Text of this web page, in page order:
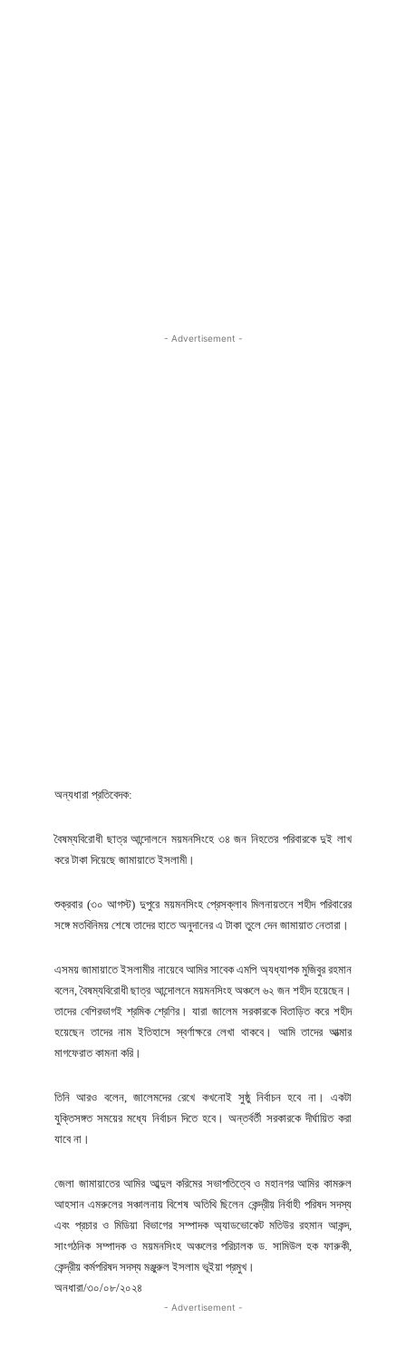
- Advertisement -
অন্যধারা প্রতিবেদক:
বৈষম্যবিরোধী ছাত্র আন্দোলনে ময়মনসিংহে ৩৪ জন নিহতের পরিবারকে দুই লাখ
করে টাকা দিয়েছে জামায়াতে ইসলামী।
শুক্রবার (৩০ আগস্ট) দুপুরে ময়মনসিংহ প্রেসক্লাব মিলনায়তনে শহীদ পরিবারের
সঙ্গে মতবিনিময় শেষে তাদের হাতে অনুদানের এ টাকা তুলে দেন জামায়াত নেতারা।
এসময় জামায়াতে ইসলামীর নায়েবে আমির সাবেক এমপি অ্যধ্যাপক মুজিবুর রহমান
বলেন, বৈষম্যবিরোধী ছাত্র আন্দোলনে ময়মনসিংহ অঞ্চলে ৬২ জন শহীদ হয়েছেন।
তাদের বেশিরভাগই শ্রমিক শ্রেণির। যারা জালেম সরকারকে বিতাড়িত করে শহীদ
হয়েছেন তাদের নাম ইতিহাসে স্বর্ণাক্ষরে লেখা থাকবে। আমি তাদের আত্মার
মাগফেরাত কামনা করি।
তিনি আরও বলেন, জালেমদের রেখে কখনোই সুষ্ঠু নির্বাচন হবে না। একটা
যুক্তিসঙ্গত সময়ের মধ্যে নির্বাচন দিতে হবে। অন্তর্বর্তী সরকারকে দীর্ঘায়িত করা
যাবে না।
জেলা জামায়াতের আমির আব্দুল করিমের সভাপতিত্বে ও মহানগর আমির কামরুল
আহসান এমরুলের সঞ্চালনায় বিশেষ অতিথি ছিলেন কেন্দ্রীয় নির্বাহী পরিষদ সদস্য
এবং প্রচার ও মিডিয়া বিভাগের সম্পাদক অ্যাডভোকেট মতিউর রহমান আকন্দ,
সাংগঠনিক সম্পাদক ও ময়মনসিংহ অঞ্চলের পরিচালক ড. সামিউল হক ফারুকী,
কেন্দ্রীয় কর্মপরিষদ সদস্য মঞ্জুরুল ইসলাম ভূইয়া প্রমুখ।
অনধারা/৩০/০৮/২০২৪
- Advertisement -